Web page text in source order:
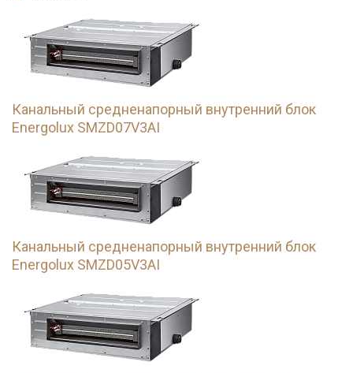
Канальный средненапорный внутренний блок
Energolux SMZD07V3AI
Канальный средненапорный внутренний блок
Energolux SMZD05V3AI